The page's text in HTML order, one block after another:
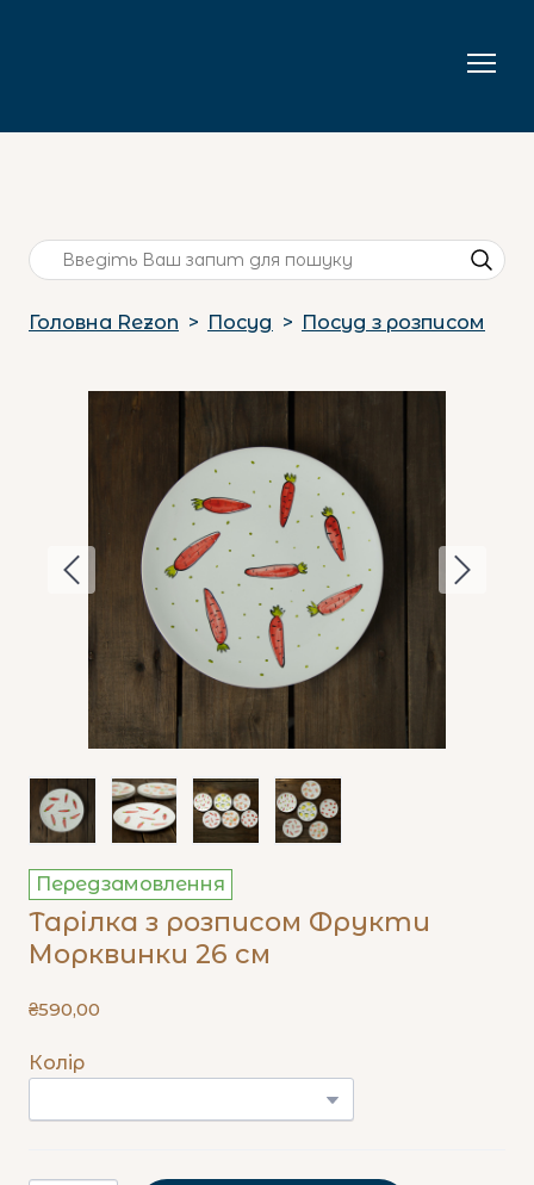
Головна Rezon Посуд Посуд з розписом
Передзамовлення
Тарілка з розписом Фрукти
Морквинки 26 см
₴590,00
Колір